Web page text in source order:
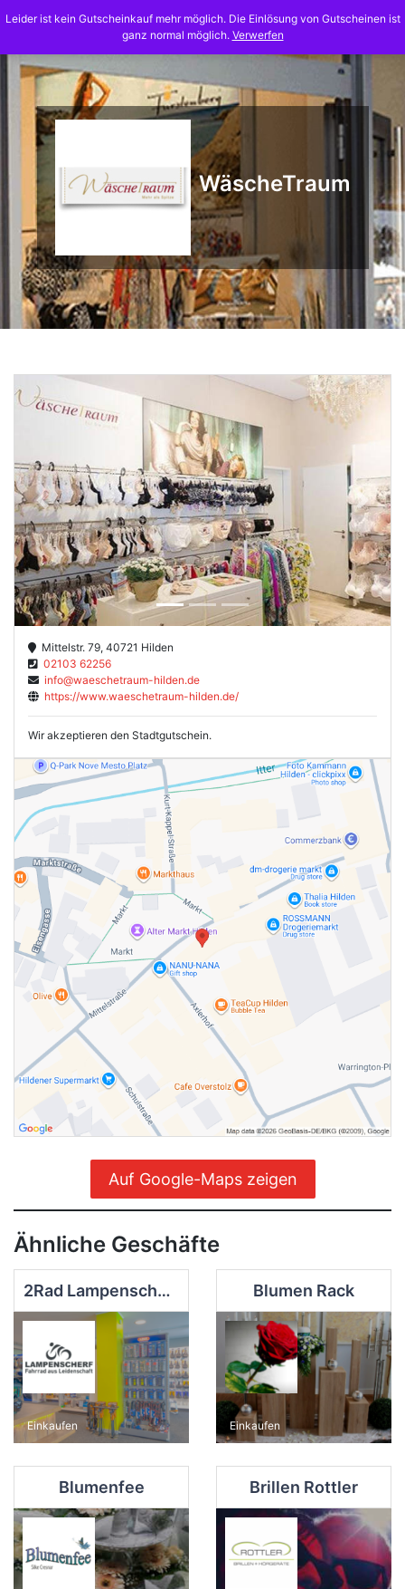
to
WäscheTraum
Previous Next
Mittelstr. 79, 40721 Hilden
02103 62256
info@waeschetraum-hilden.de
https://www.waeschetraum-hilden.de/
Wir akzeptieren den Stadtgutschein.
Auf Google-Maps zeigen
Ähnliche Geschäfte
2Rad Lampenscherf
Einkaufen
Blumen Rack
Einkaufen
Blumenfee Brillen Rottler
Leider ist kein Gutscheinkauf mehr möglich. Die Einlösung von Gutscheinen ist
ganz normal möglich. Verwerfen